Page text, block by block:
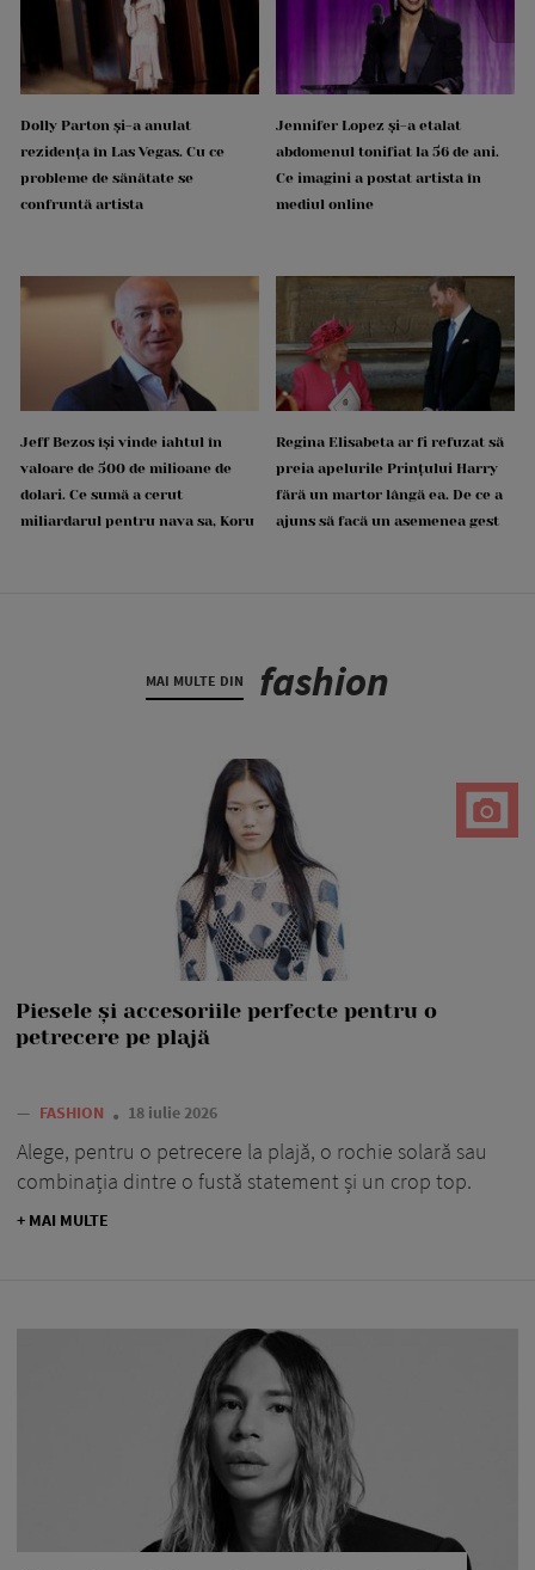
Dolly Parton și-a anulat
rezidența în Las Vegas. Cu ce
probleme de sănătate se
confruntă artista
Jennifer Lopez și-a etalat
abdomenul tonifiat la 56 de ani.
Ce imagini a postat artista în
mediul online
Jeff Bezos își vinde iahtul în
valoare de 500 de milioane de
dolari. Ce sumă a cerut
miliardarul pentru nava sa, Koru
Regina Elisabeta ar fi refuzat să
preia apelurile Prințului Harry
fără un martor lângă ea. De ce a
ajuns să facă un asemenea gest
MAI MULTE DIN fashion
Piesele și accesoriile perfecte pentru o
petrecere pe plajă
— FASHION 18 iulie 2026
Alege, pentru o petrecere la plajă, o rochie solară sau
combinația dintre o fustă statement și un crop top.
+ MAI MULTE